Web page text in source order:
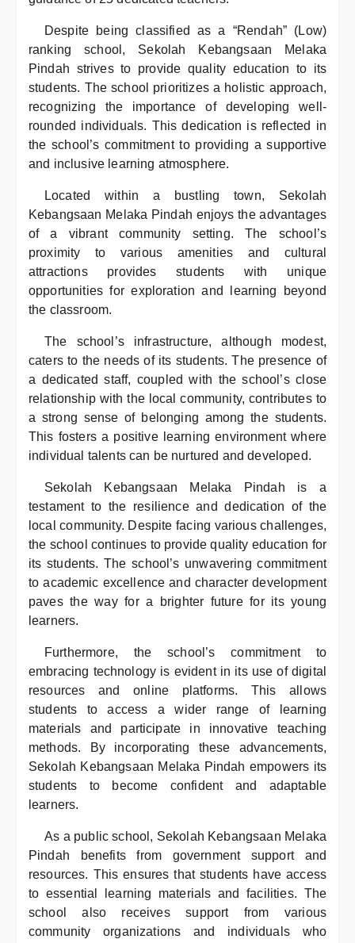
Despite being classified as a “Rendah” (Low)
ranking school, Sekolah Kebangsaan Melaka
Pindah strives to provide quality education to its
students. The school prioritizes a holistic approach,
recognizing the importance of developing well-
rounded individuals. This dedication is reflected in
the school’s commitment to providing a supportive
and inclusive learning atmosphere.
Located within a bustling town, Sekolah
Kebangsaan Melaka Pindah enjoys the advantages
of a vibrant community setting. The school’s
proximity to various amenities and cultural
attractions provides students with unique
opportunities for exploration and learning beyond
the classroom.
The school’s infrastructure, although modest,
caters to the needs of its students. The presence of
a dedicated staff, coupled with the school’s close
relationship with the local community, contributes to
a strong sense of belonging among the students.
This fosters a positive learning environment where
individual talents can be nurtured and developed.
Sekolah Kebangsaan Melaka Pindah is a
testament to the resilience and dedication of the
local community. Despite facing various challenges,
the school continues to provide quality education for
its students. The school’s unwavering commitment
to academic excellence and character development
paves the way for a brighter future for its young
learners.
Furthermore, the school’s commitment to
embracing technology is evident in its use of digital
resources and online platforms. This allows
students to access a wider range of learning
materials and participate in innovative teaching
methods. By incorporating these advancements,
Sekolah Kebangsaan Melaka Pindah empowers its
students to become confident and adaptable
learners.
As a public school, Sekolah Kebangsaan Melaka
Pindah benefits from government support and
resources. This ensures that students have access
to essential learning materials and facilities. The
school also receives support from various
community organizations and individuals who